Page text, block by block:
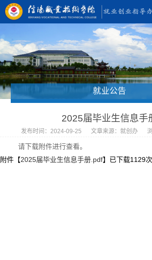
就业公告
2025届毕业生信息手
发布时间：2024-09-25 文章来源：就创办
请下载附件进行查看。
附件【2025届毕业生信息手册.pdf】已下载1129次